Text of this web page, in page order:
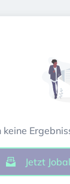
keine
Jetzt